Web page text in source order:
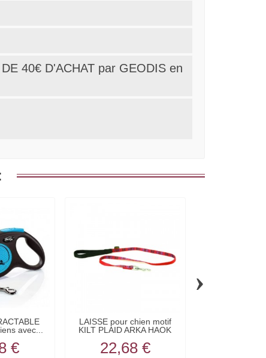
40€ D'ACHAT par GEODIS en
avec...
€
LAISSE pour chien motif
KILT PLAID ARKA HAOK
22,68 €
›